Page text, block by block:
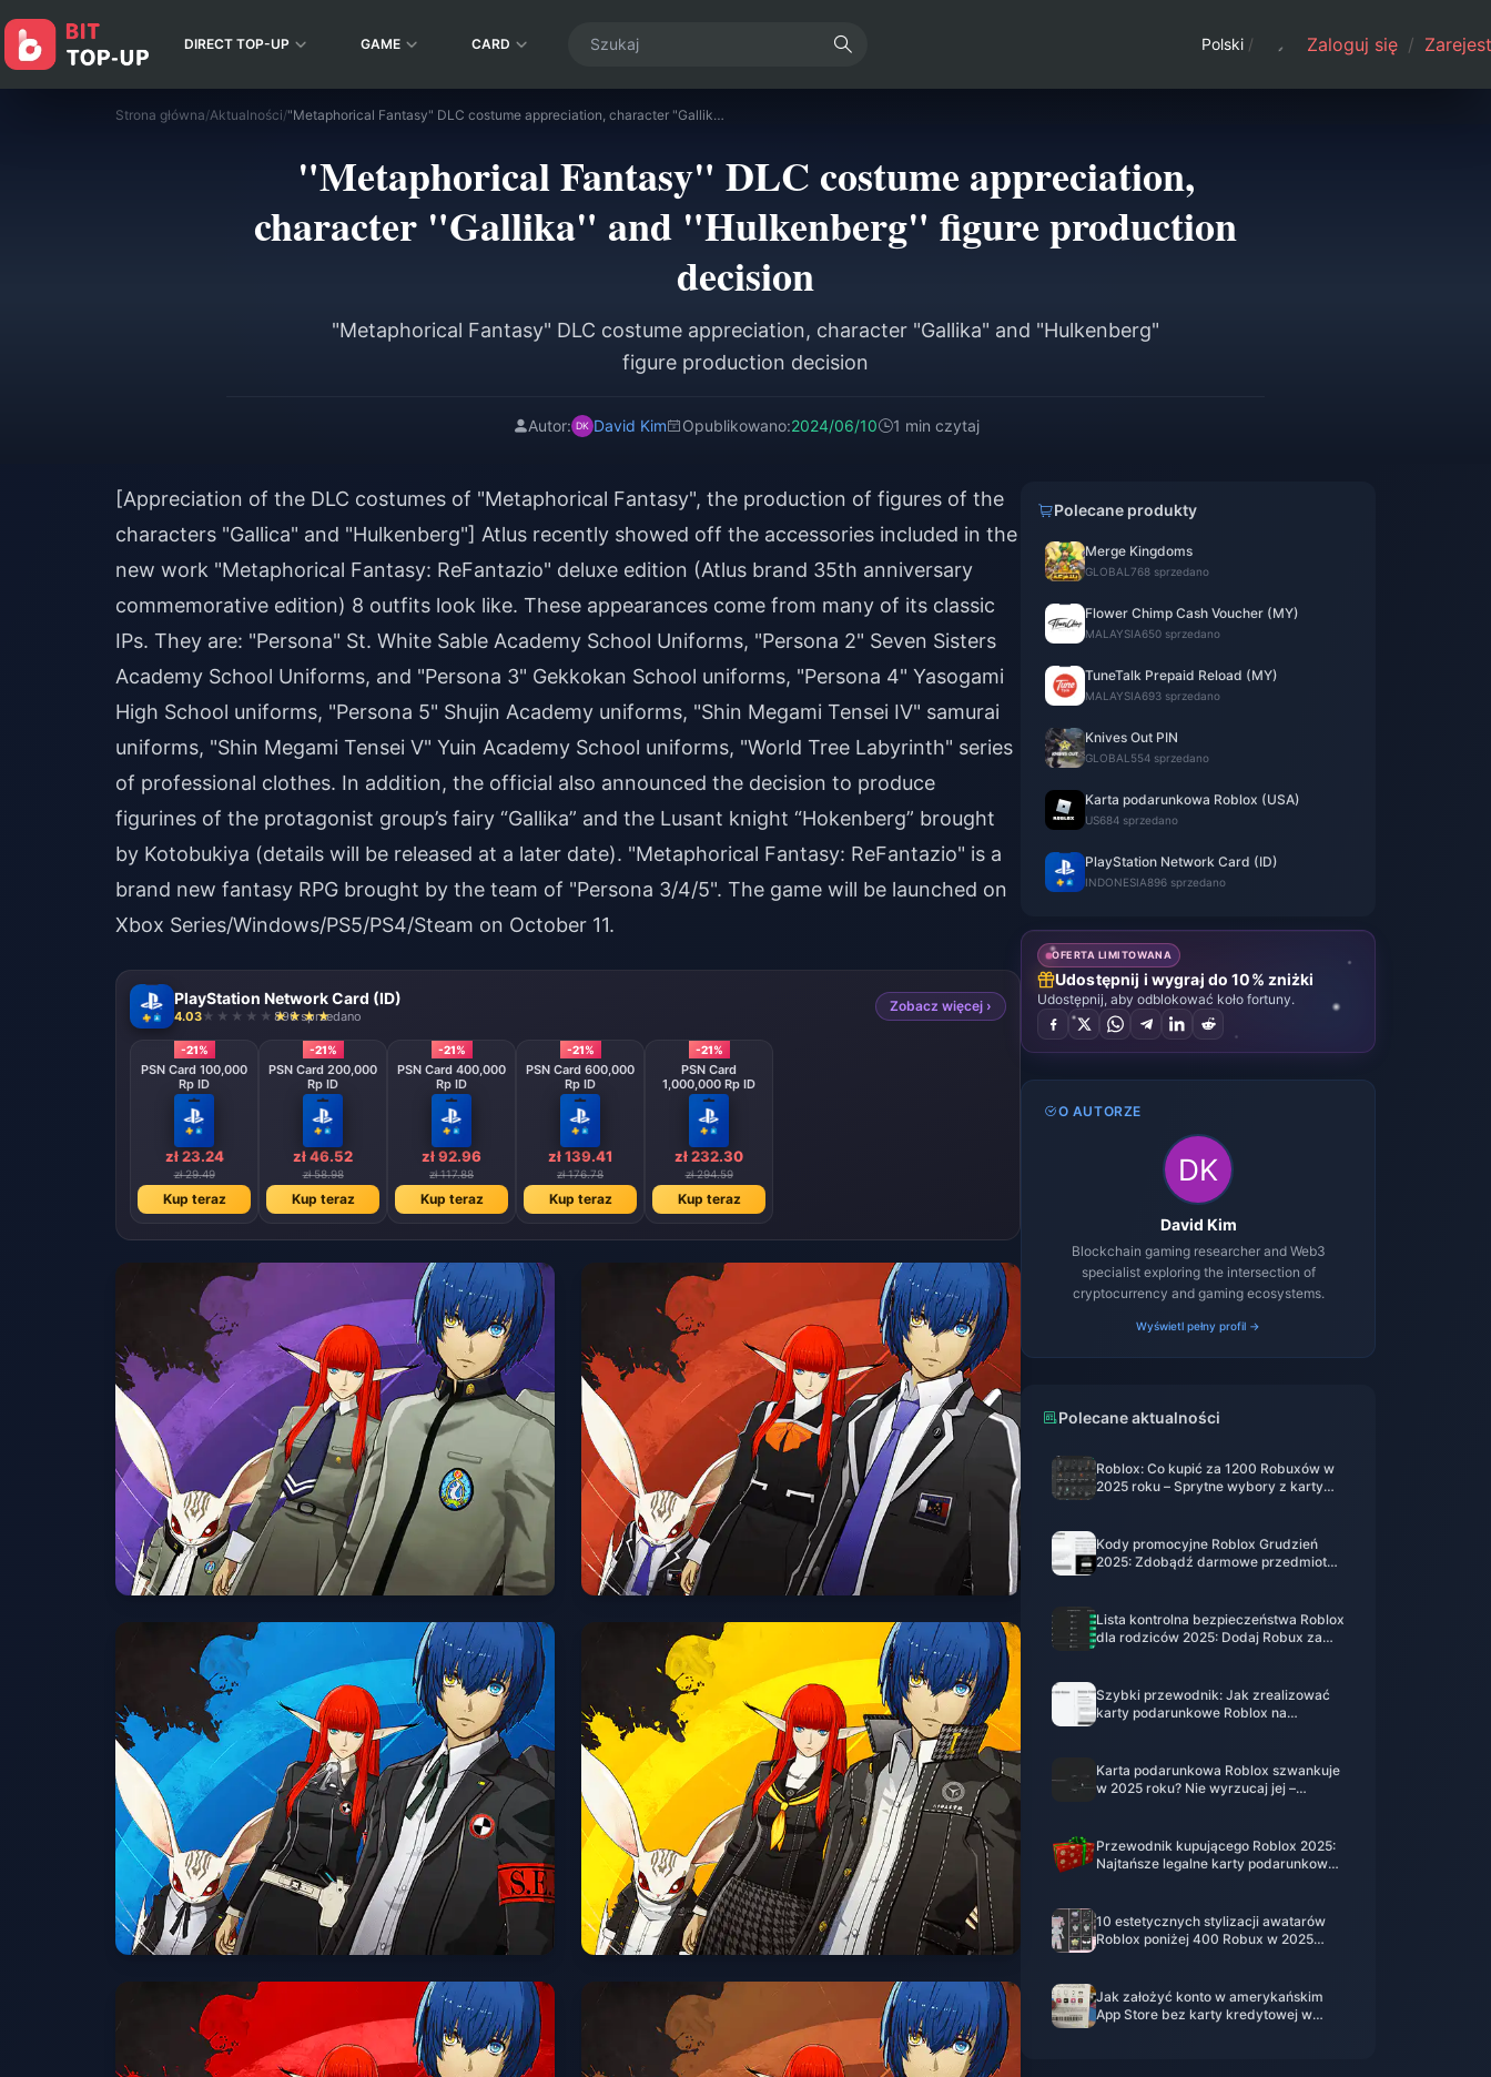
DIRECT TOP-UP GAME CARD Polski / Zaloguj się /
Strona główna/Aktualności/ "Metaphorical Fantasy" DLC costume appreciation, character "Gallika" and "Hulkenberg" figure production decision
"Metaphorical Fantasy" DLC costume appreciation,
character "Gallika" and "Hulkenberg" figure production
decision
"Metaphorical Fantasy" DLC costume appreciation, character "Gallika" and "Hulkenberg"
figure production decision
Autor: David Kim Opublikowano:2024/06/10 1 min czytaj
[Appreciation of the DLC costumes of "Metaphorical Fantasy", the production of figures of the
characters "Gallica" and "Hulkenberg"] Atlus recently showed off the accessories included in the
new work "Metaphorical Fantasy: ReFantazio" deluxe edition (Atlus brand 35th anniversary
commemorative edition) 8 outfits look like. These appearances come from many of its classic
IPs. They are: "Persona" St. White Sable Academy School Uniforms, "Persona 2" Seven Sisters
Academy School Uniforms, and "Persona 3" Gekkokan School uniforms, "Persona 4" Yasogami
High School uniforms, "Persona 5" Shujin Academy uniforms, "Shin Megami Tensei IV" samurai
uniforms, "Shin Megami Tensei V" Yuin Academy School uniforms, "World Tree Labyrinth" series
of professional clothes. In addition, the official also announced the decision to produce
figurines of the protagonist group’s fairy “Gallika” and the Lusant knight “Hokenberg” brought
by Kotobukiya (details will be released at a later date). "Metaphorical Fantasy: ReFantazio" is a
brand new fantasy RPG brought by the team of "Persona 3/4/5". The game will be launched on
Xbox Series/Windows/PS5/PS4/Steam on October 11.
PlayStation Network Card (ID)
4.03 896 sprzedano
Zobacz więcej ›
-21%
PSN Card 100,000
Rp ID
zł 23.24
zł 29.49
Kup teraz
-21%
PSN Card 200,000
Rp ID
zł 46.52
zł 58.98
Kup teraz
-21%
PSN Card 400,000
Rp ID
zł 92.96
zł 117.88
Kup teraz
-21%
PSN Card 600,000
Rp ID
zł 139.41
zł 176.78
Kup teraz
-21%
PSN Card
1,000,000 Rp ID
zł 232.30
zł 294.59
Kup teraz
Polecane produkty
Merge Kingdoms
GLOBAL 768 sprzedano
Flower Chimp Cash Voucher (MY)
MALAYSIA650 sprzedano
TuneTalk Prepaid Reload (MY)
MALAYSIA693 sprzedano
Knives Out PIN
GLOBAL 554 sprzedano
Karta podarunkowa Roblox (USA)
US684 sprzedano
PlayStation Network Card (ID)
INDONESIA896 sprzedano
OFERTA LIMITOWANA
Udostępnij i wygraj do 10% zniżki
Udostępnij, aby odblokować koło fortuny.
O AUTORZE
David Kim
Blockchain gaming researcher and Web3
specialist exploring the intersection of
cryptocurrency and gaming ecosystems.
Wyświetl pełny profil →
Polecane aktualności
Roblox: Co kupić za 1200 Robuxów w
2025 roku – Sprytne wybory z karty
Kody promocyjne Roblox Grudzień
2025: Zdobądź darmowe przedmioty
Lista kontrolna bezpieczeństwa Roblox
dla rodziców 2025: Dodaj Robux za
jest potrzebna)
Szybki przewodnik: Jak zrealizować
karty podarunkowe Roblox na
przeglądarkę)
Karta podarunkowa Roblox szwankuje
w 2025 roku? Nie wyrzucaj jej –
regionalne
Przewodnik kupującego Roblox 2025:
Najtańsze legalne karty podarunkowe
10 estetycznych stylizacji awatarów
Roblox poniżej 400 Robux w 2025
Jak założyć konto w amerykańskim
App Store bez karty kredytowej w